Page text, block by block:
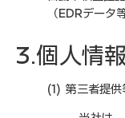
（EDRデータ
3.個人情
(1) 第三者提供